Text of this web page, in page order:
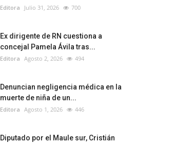
Editora Julio 31, 2026 700
Ex dirigente de RN cuestiona a
concejal Pamela Ávila tras...
Editora Agosto 2, 2026 494
Denuncian negligencia médica en la
muerte de niña de un...
Editora Agosto 1, 2026 446
Diputado por el Maule sur, Cristián